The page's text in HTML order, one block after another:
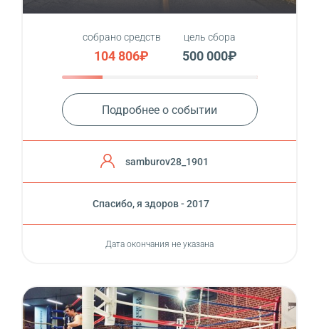
собрано средств
104 806₽
цель сбора
500 000₽
Подробнее о событии
samburov28_1901
Спасибо, я здоров - 2017
Дата окончания не указана